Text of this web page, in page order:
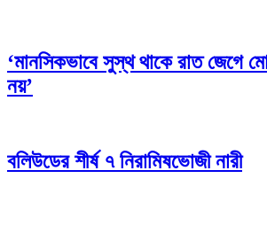
‘মানসিকভাবে সুস্থ থাকে রাত জেগে
নয়’
বলিউডের শীর্ষ ৭ নিরামিষভোজী নারী